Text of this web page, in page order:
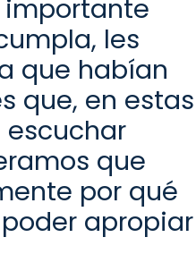
importante
les
que habían
que, en estas
escuchar
que
por qué
apropiar